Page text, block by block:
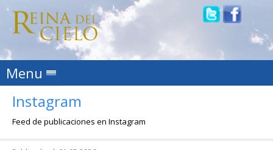
Menu Skip to content
Instagram
Feed de publicaciones en Instagram